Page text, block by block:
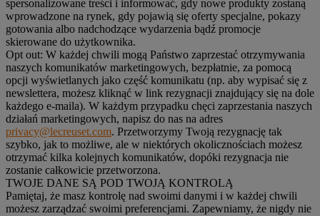
spersonalizowane treści i informować, gdy nowe produkty zostaną
wprowadzone na rynek, gdy pojawią się oferty specjalne, pokazy
gotowania albo nadchodzące wydarzenia bądź promocje
skierowane do użytkownika.
Opt out: W każdej chwili mogą Państwo zaprzestać otrzymywania
naszych komunikatów marketingowych, bezpłatnie, za pomocą
opcji wyświetlanych jako część komunikatu (np. aby wypisać się z
newslettera, możesz kliknąć w link rezygnacji znajdujący się na dole
każdego e-maila). W każdym przypadku chęci zaprzestania naszych
działań marketingowych, napisz do nas na adres
privacy@lecreuset.com. Przetworzymy Twoją rezygnację tak
szybko, jak to możliwe, ale w niektórych okolicznościach możesz
otrzymać kilka kolejnych komunikatów, dopóki rezygnacja nie
zostanie całkowicie przetworzona.
TWOJE DANE SĄ POD TWOJĄ KONTROLĄ
Pamiętaj, że masz kontrolę nad swoimi danymi i w każdej chwili
możesz zarządzać swoimi preferencjami. Zapewniamy, że nigdy nie